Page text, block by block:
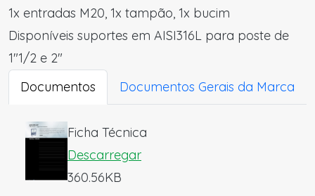
1x entradas M20, 1x tampão, 1x bucim
Disponíveis suportes em AISI316L para poste de
1"1/2 e 2"
Documentos
Documentos Gerais da Marca
Ficha Técnica
Descarregar
360.56KB